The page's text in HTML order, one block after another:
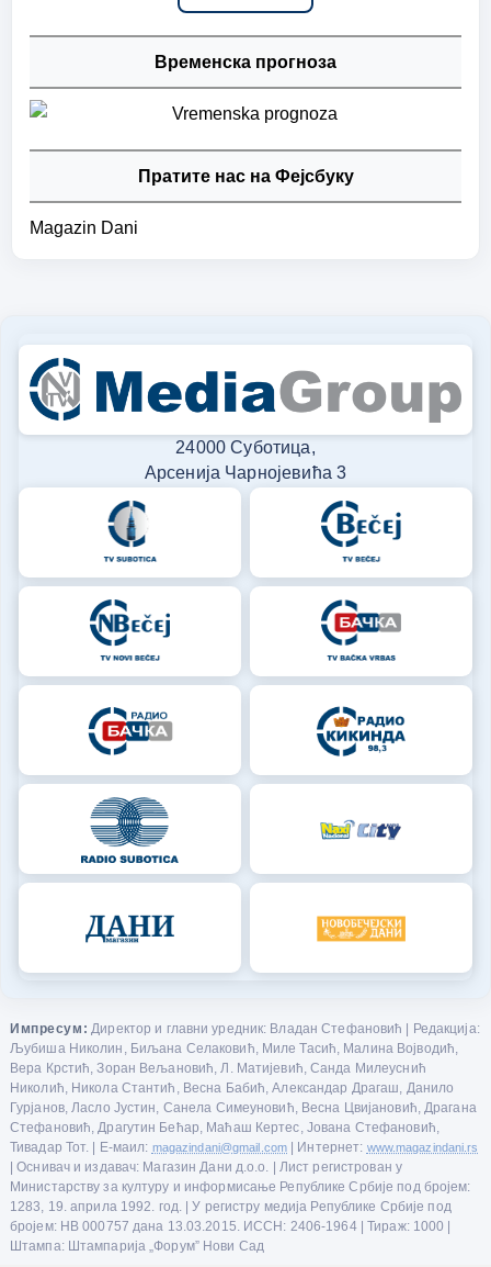
Временска прогноза
Пратите нас на Фејсбуку
Magazin Dani
24000 Суботица,
Арсенија Чарнојевића 3
Импресум: Директор и главни уредник: Владан Стефановић | Редакција:
Љубиша Николин, Биљана Селаковић, Миле Тасић, Малина Војводић,
Вера Крстић, Зоран Вељановић, Л. Матијевић, Санда Милеуснић
Николић, Никола Стантић, Весна Бабић, Александар Драгаш, Данило
Гурјанов, Ласло Јустин, Санела Симеуновић, Весна Цвијановић, Драгана
Стефановић, Драгутин Бећар, Маћаш Кертес, Јована Стефановић,
Тивадар Тот. | Е-маил: magazindani@gmail.com | Интернет: www.magazindani.rs
| Оснивач и издавач: Магазин Дани д.о.о. | Лист регистрован у
Министарству за културу и информисање Републике Србије под бројем:
1283, 19. априла 1992. год. | У регистру медија Републике Србије под
бројем: НВ 000757 дана 13.03.2015. ИССН: 2406-1964 | Тираж: 1000 |
Штампа: Штампарија „Форум” Нови Сад